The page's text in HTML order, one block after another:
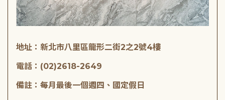
地址：新北市八里區龍形二街2之2號4樓
電話：(02)2618-2649
備註：每月最後一個週四、國定假日